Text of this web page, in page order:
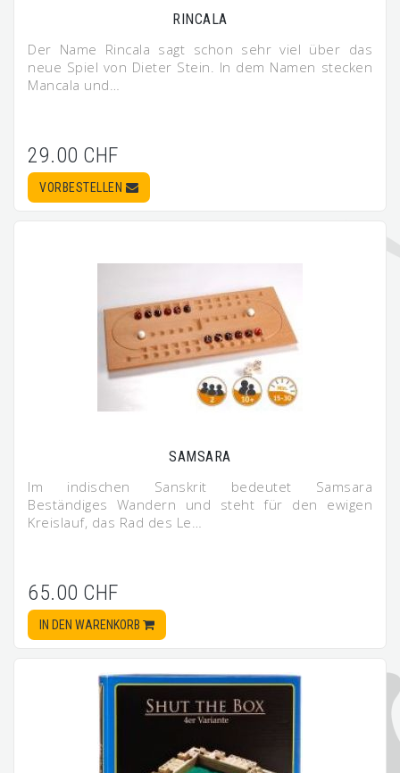
RINCALA
Der Name Rincala sagt schon sehr viel über das
neue Spiel von Dieter Stein. In dem Namen stecken
Mancala und…
29.00 CHF
VORBESTELLEN
SAMSARA
Im indischen Sanskrit bedeutet Samsara
Beständiges Wandern und steht für den ewigen
Kreislauf, das Rad des Le…
65.00 CHF
IN DEN WARENKORB